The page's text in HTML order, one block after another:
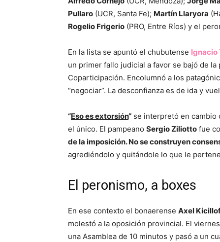
Pullaro (UCR, Santa Fe); Martín Llaryora
Rogelio Frigerio (PRO, Entre Ríos) y el
En la lista se apuntó el chubutense Ignacio
un primer fallo judicial a favor se bajó de
Coparticipación. Encolumnó a los
“negociar”. La desconfianza es de ida y
“Eso es extorsión“ se interpretó en cambio
el único. El pampeano Sergio Ziliotto fue
de la imposición. No se construyen
agrediéndolo y quitándole lo que le
El peronismo, a boxes
En ese contexto el bonaerense Axel
molestó a la oposición provincial. El
una Asamblea de 10 minutos y pasó a un